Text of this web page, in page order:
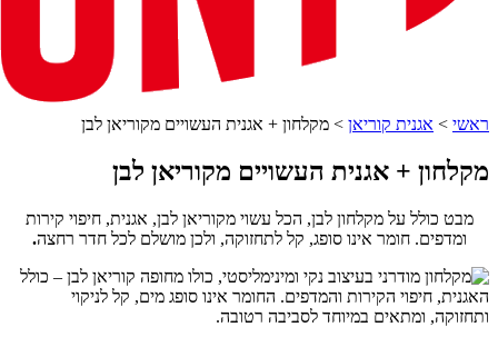
ראשי > אגנית קוריאן > מקלחון + אגנית העשויים מקוריאן לבן
מקלחון + אגנית העשויים מקוריאן לבן
מבט כולל על מקלחון לבן, הכל עשוי מקוריאן לבן, אגנית, חיפוי קירות
ומדפים. חומר אינו סופג, קל לתחזוקה, ולכן מושלם לכל חדר רחצה.